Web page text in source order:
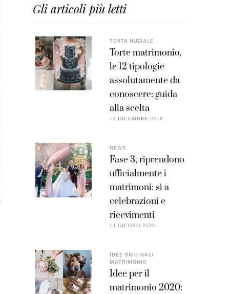
Gli articoli più letti
TORTA NUZIALE
Torte matrimonio,
le 12 tipologie
assolutamente da
conoscere: guida
alla scelta
10 DICEMBRE 2018
NEWS
Fase 3, riprendono
ufficialmente i
matrimoni: sì a
celebrazioni e
ricevimenti
14 GIUGNO 2020
IDEE ORIGINALI
MATRIMONIO
Idee per il
matrimonio 2020: